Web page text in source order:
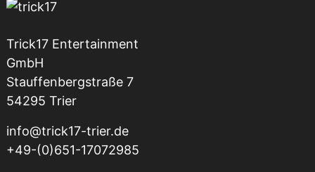
Trick17 Entertainment
GmbH
Stauffenbergstraße 7
54295 Trier
info@trick17-trier.de
+49-(0)651-17072985